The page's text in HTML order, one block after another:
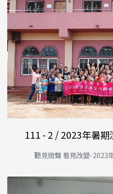
111 - 2 / 2023年暑
聽見微聲 看見改變-2023